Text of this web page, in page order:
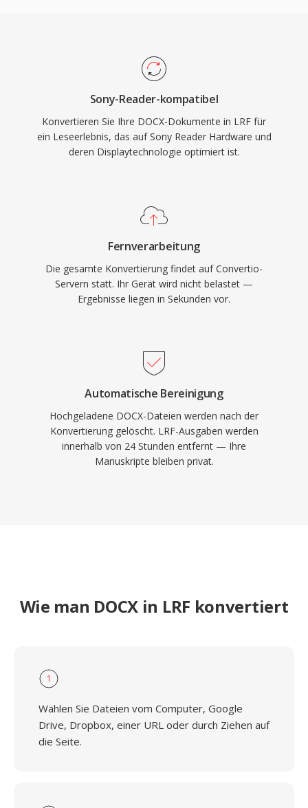
Sony-Reader-kompatibel
Konvertieren Sie Ihre DOCX-Dokumente in LRF für
ein Leseerlebnis, das auf Sony Reader Hardware und
deren Displaytechnologie optimiert ist.
Fernverarbeitung
Die gesamte Konvertierung findet auf Convertio-
Servern statt. Ihr Gerät wird nicht belastet —
Ergebnisse liegen in Sekunden vor.
Automatische Bereinigung
Hochgeladene DOCX-Dateien werden nach der
Konvertierung gelöscht. LRF-Ausgaben werden
innerhalb von 24 Stunden entfernt — Ihre
Manuskripte bleiben privat.
Wie man DOCX in LRF konvertiert
1
Wählen Sie Dateien vom Computer, Google
Drive, Dropbox, einer URL oder durch Ziehen auf
die Seite.